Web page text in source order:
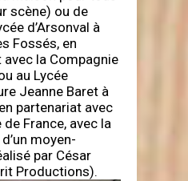
scène) ou de
d’Arsonval à
Fossés, en
avec la Compagnie
au Lycée
Jeanne Baret à
partenariat avec
de France, avec la
moyen-
par César
Productions).